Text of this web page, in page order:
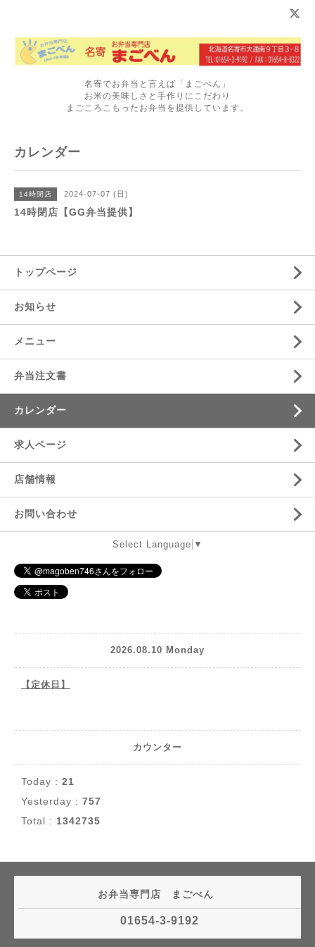
名寄でお弁当と言えば「まごべん」
お米の美味しさと手作りにこだわり
まごころこもったお弁当を提供しています。
カレンダー
14時閉店 2024-07-07 (日)
14時閉店【GG弁当提供】
トップページ
お知らせ
メニュー
弁当注文書
カレンダー
求人ページ
店舗情報
お問い合わせ
Select Language ▼
2026.08.10 Monday
【定休日】
カウンター
Today : 21
Yesterday : 757
Total : 1342735
お弁当専門店 まごべん
01654-3-9192